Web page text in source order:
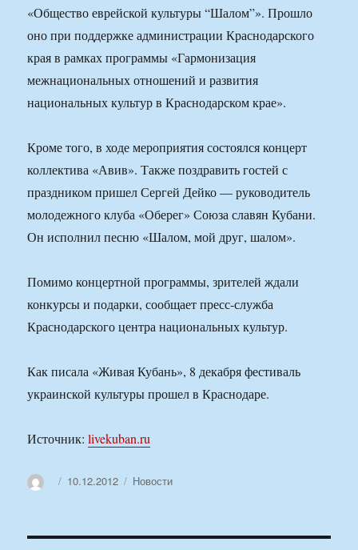
«Общество еврейской культуры “Шалом”». Прошло
оно при поддержке администрации Краснодарского
края в рамках программы «Гармонизация
межнациональных отношений и развития
национальных культур в Краснодарском крае».
Кроме того, в ходе мероприятия состоялся концерт
коллектива «Авив». Также поздравить гостей с
праздником пришел Сергей Дейко — руководитель
молодежного клуба «Оберег» Союза славян Кубани.
Он исполнил песню «Шалом, мой друг, шалом».
Помимо концертной программы, зрителей ждали
конкурсы и подарки, сообщает пресс-служба
Краснодарского центра национальных культур.
Как писала «Живая Кубань», 8 декабря фестиваль
украинской культуры прошел в Краснодаре.
Источник:livekuban.ru
АвторОпубликовано
10.12.2012 Рубрики
Новости